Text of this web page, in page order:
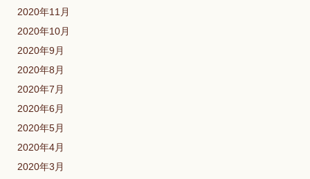
2020年11月
2020年10月
2020年9月
2020年8月
2020年7月
2020年6月
2020年5月
2020年4月
2020年3月